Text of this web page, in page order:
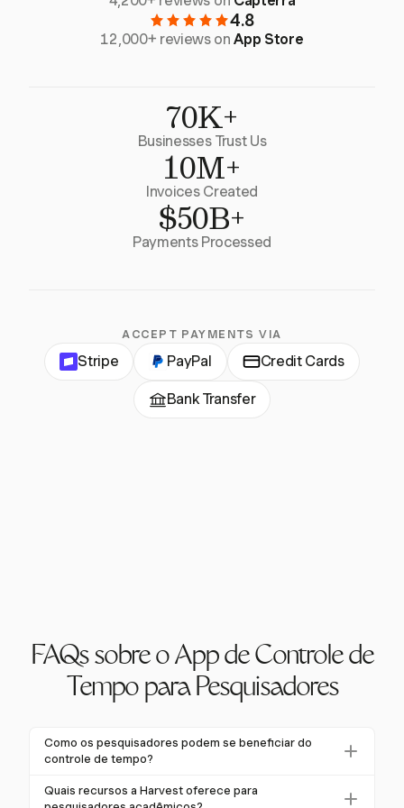
4.8
12,000+ reviews onApp Store
70K+
Businesses Trust Us
10M+
Invoices Created
$50B+
Payments Processed
ACCEPT PAYMENTS VIA
Stripe PayPal Credit Cards
Bank Transfer
FAQs sobre o App de Controle de
Tempo para Pesquisadores
Como os pesquisadores podem se beneficiar do
controle de tempo?
Pesquisadores podem aumentar significativamente a
produtividade usando ferramentas de controle de
Quais recursos a Harvest oferece para